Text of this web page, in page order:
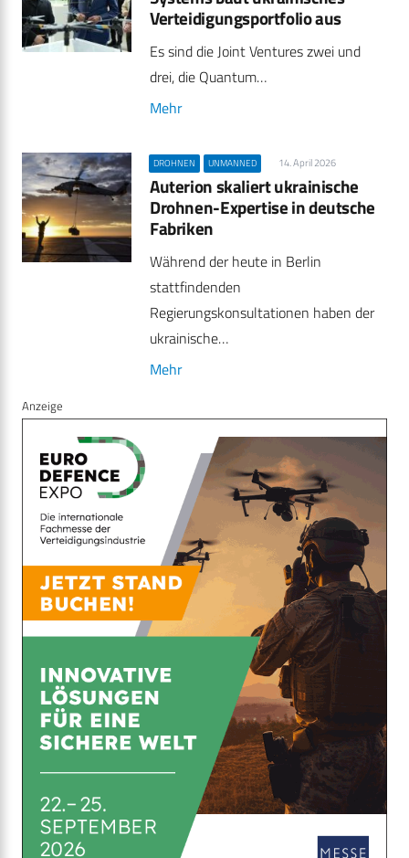
Verteidigungsportfolio aus
Es sind die Joint Ventures zwei und
drei, die Quantum…
Mehr
DROHNEN UNMANNED 14. April 2026
Auterion skaliert ukrainische
Drohnen-Expertise in deutsche
Fabriken
Während der heute in Berlin
stattfindenden
Regierungskonsultationen haben der
ukrainische…
Mehr
Anzeige